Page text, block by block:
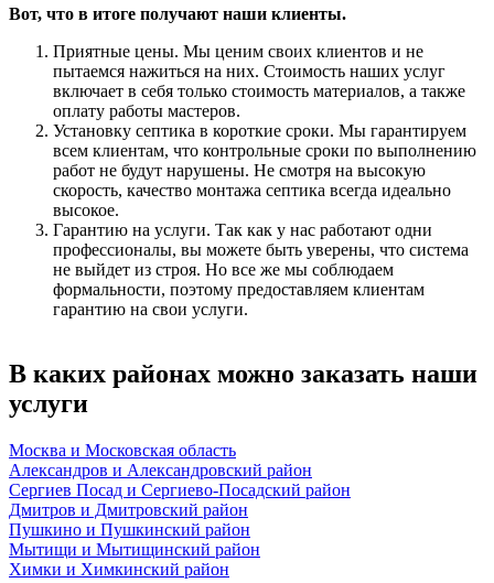
Вот, что в итоге получают наши клиенты.
Приятные цены. Мы ценим своих клиентов и не
пытаемся нажиться на них. Стоимость наших услуг
включает в себя только стоимость материалов, а также
оплату работы мастеров.
Установку септика в короткие сроки. Мы гарантируем
всем клиентам, что контрольные сроки по выполнению
работ не будут нарушены. Не смотря на высокую
скорость, качество монтажа септика всегда идеально
высокое.
Гарантию на услуги. Так как у нас работают одни
профессионалы, вы можете быть уверены, что система
не выйдет из строя. Но все же мы соблюдаем
формальности, поэтому предоставляем клиентам
гарантию на свои услуги.
В каких районах можно заказать наши
услуги
Москва и Московская область
Александров и Александровский район
Сергиев Посад и Сергиево-Посадский район
Дмитров и Дмитровский район
Пушкино и Пушкинский район
Мытищи и Мытищинский район
Химки и Химкинский район